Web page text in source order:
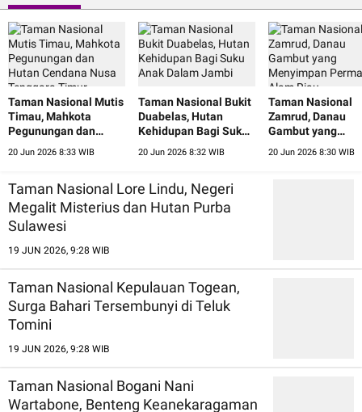
Taman Nasional Mutis
Timau, Mahkota
Pegunungan dan
Hutan Cendana Nusa
20 Jun 2026 8:33 WIB
Taman Nasional Bukit
Duabelas, Hutan
Kehidupan Bagi Suku
Anak Dalam Jambi
20 Jun 2026 8:32 WIB
Taman Nasional
Zamrud, Danau
Gambut yang
Menyimpan
20 Jun 2026 8:30 WIB
Taman Nasional Lore Lindu, Negeri
Megalit Misterius dan Hutan Purba
Sulawesi
19 JUN 2026, 9:28 WIB
Taman Nasional Kepulauan Togean,
Surga Bahari Tersembunyi di Teluk
Tomini
19 JUN 2026, 9:28 WIB
Taman Nasional Bogani Nani
Wartabone, Benteng Keanekaragaman